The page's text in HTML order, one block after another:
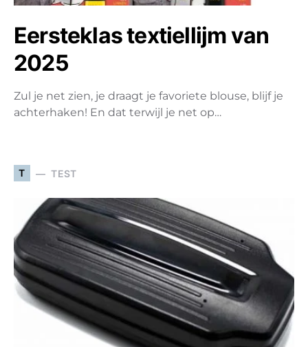
Eersteklas textiellijm van
2025
Zul je net zien, je draagt je favoriete blouse, blijf je
achterhaken! En dat terwijl je net op…
T TEST